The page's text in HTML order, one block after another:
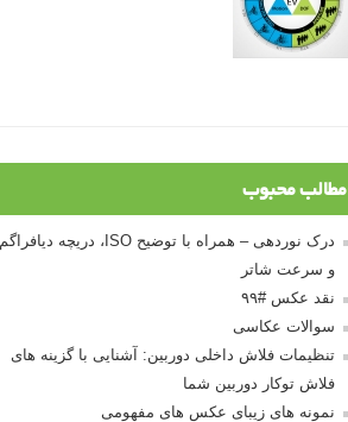
مطالب محبوب
درک نوردهی – همراه با توضیح ISO، دریچه دیافراگم
و سرعت شاتر
نقد عکس #۹۹
سوالات عکاسی
تنظیمات فلاش داخلی دوربین: آشنایی با گزینه های
فلاش توکار دوربین شما
نمونه های زیبای عکس های مفهومی